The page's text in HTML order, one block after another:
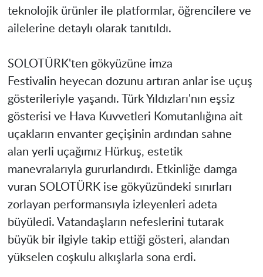
teknolojik ürünler ile platformlar, öğrencilere ve
ailelerine detaylı olarak tanıtıldı.
SOLOTÜRK'ten gökyüzüne imza
Festivalin heyecan dozunu artıran anlar ise uçuş
gösterileriyle yaşandı. Türk Yıldızları'nın eşsiz
gösterisi ve Hava Kuvvetleri Komutanlığına ait
uçakların envanter geçişinin ardından sahne
alan yerli uçağımız Hürkuş, estetik
manevralarıyla gururlandırdı. Etkinliğe damga
vuran SOLOTÜRK ise gökyüzündeki sınırları
zorlayan performansıyla izleyenleri adeta
büyüledi. Vatandaşların nefeslerini tutarak
büyük bir ilgiyle takip ettiği gösteri, alandan
yükselen coşkulu alkışlarla sona erdi.